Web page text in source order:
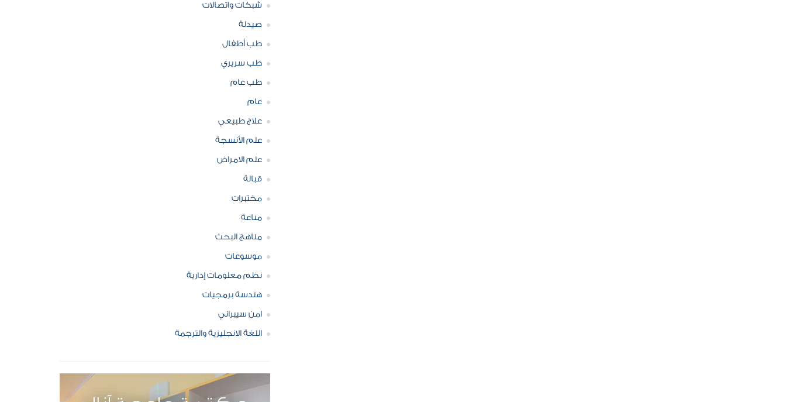
شبكات واتصالات
صيدلة
طب أطفال
طب سريري
طب عام
عام
علاج طبيعي
علم الأنسجة
علم الامراض
قبالة
مختبرات
مناعة
مناهج البحث
موسوعات
نظم معلومات إدارية
هندسة برمجيات
امن سيبراني
اللغة الانجليزية والترجمة